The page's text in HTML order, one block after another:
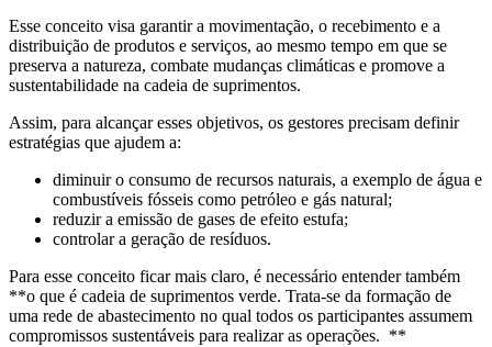
Esse conceito visa garantir a movimentação, o recebimento e a
distribuição de produtos e serviços, ao mesmo tempo em que se
preserva a natureza, combate mudanças climáticas e promove a
sustentabilidade na cadeia de suprimentos.
Assim, para alcançar esses objetivos, os gestores precisam definir
estratégias que ajudem a:
diminuir o consumo de recursos naturais, a exemplo de água e
combustíveis fósseis como petróleo e gás natural;
reduzir a emissão de gases de efeito estufa;
controlar a geração de resíduos.
Para esse conceito ficar mais claro, é necessário entender também
**o que é cadeia de suprimentos verde. Trata-se da formação de
uma rede de abastecimento no qual todos os participantes assumem
compromissos sustentáveis para realizar as operações. **